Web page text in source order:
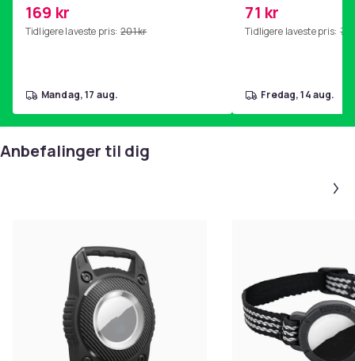
hjemmegymnastikk Pink
169 kr
Tidligere laveste pris: 201 kr
mandag, 17 aug.
71 kr
Tidligere laveste pris: 76
fredag, 14 aug.
Anbefalinger til dig